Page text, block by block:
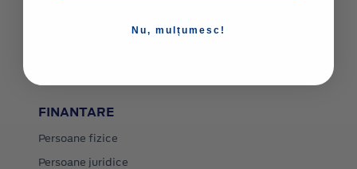
FINANTARE
Persoane fizice
Persoane juridice
Nu, mulțumesc!